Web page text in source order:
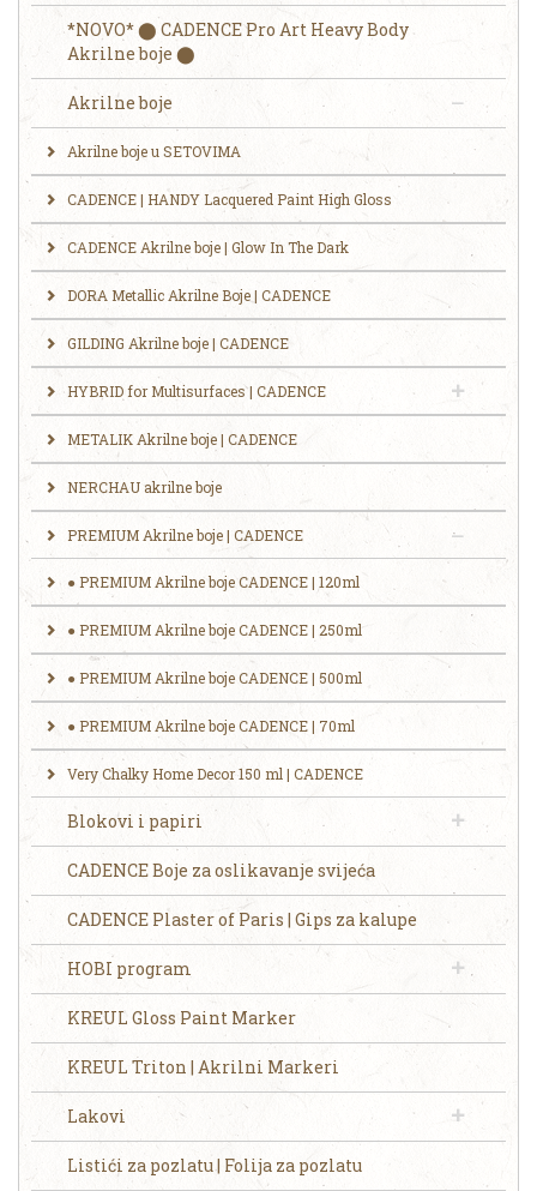
*NOVO* ⬤ CADENCE Pro Art Heavy Body
Akrilne boje ⬤
Akrilne boje
Akrilne boje u SETOVIMA
CADENCE | HANDY Lacquered Paint High Gloss
CADENCE Akrilne boje | Glow In The Dark
DORA Metallic Akrilne Boje | CADENCE
GILDING Akrilne boje | CADENCE
HYBRID for Multisurfaces | CADENCE
METALIK Akrilne boje | CADENCE
NERCHAU akrilne boje
PREMIUM Akrilne boje | CADENCE
● PREMIUM Akrilne boje CADENCE | 120ml
● PREMIUM Akrilne boje CADENCE | 250ml
​● ‎‎PREMIUM Akrilne boje CADENCE | 500ml
● PREMIUM Akrilne boje CADENCE | 70ml
Very Chalky Home Decor 150 ml | CADENCE
Blokovi i papiri
CADENCE Boje za oslikavanje svijeća
CADENCE Plaster of Paris | Gips za kalupe
HOBI program
KREUL Gloss Paint Marker
KREUL Triton | Akrilni Markeri
Lakovi
Listići za pozlatu | Folija za pozlatu